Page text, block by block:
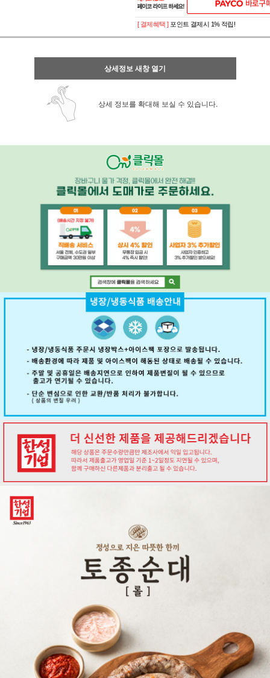
페이코 ID로 페
PAYCO 바로구
[ 결제혜택 ] 포인트 결제시 1% 적립!
상세정보 새창 열기
상세 정보를 확대해 보실 수 있습니다.